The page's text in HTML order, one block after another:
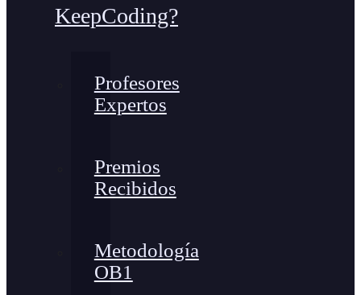
KeepCoding?
Profesores
Expertos
Premios
Recibidos
Metodología
OB1